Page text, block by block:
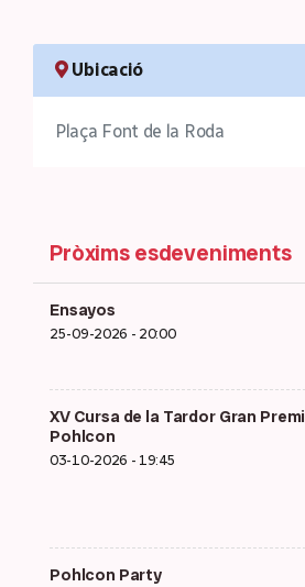
Ubicació
Plaça Font de la Roda
Pròxims esdeveniments
Ensayos
25-09-2026 - 20:00
XV Cursa de la Tardor Gran Premi
Pohlcon
03-10-2026 - 19:45
Pohlcon Party